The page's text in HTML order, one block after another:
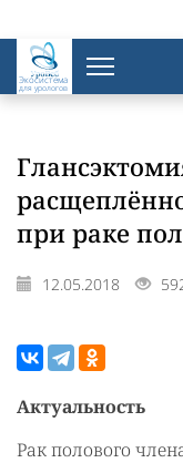
Экосистема
для урологов
при раке
12.05.2018
Актуальность
Рак полового